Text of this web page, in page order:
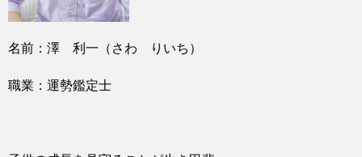
名前：澤 利一（さわ りいち）
職業：運勢鑑定士